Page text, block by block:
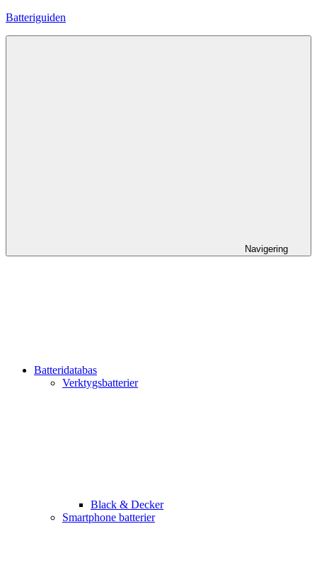
Hoppa
Batteriguiden
Navigering
Batteridatabas
Verktygsbatterier
Black & Decker
Smartphone batterier